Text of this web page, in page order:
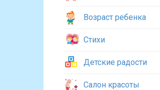
Возраст ребенка
Стихи
Детские радости
Салон красоты